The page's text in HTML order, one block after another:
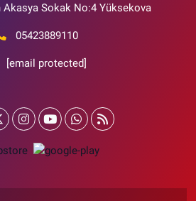
Akasya Sokak No:4 Yüksekova
05423889110
[email protected]